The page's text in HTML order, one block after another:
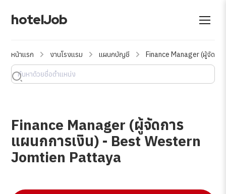
hotelJob
หน้าแรก งานโรงแรม แผนกบัญชี Finance Manager (ผู้จัดก
Finance Manager (ผู้จัดการ
แผนกการเงิน) - Best Western
Jomtien Pattaya